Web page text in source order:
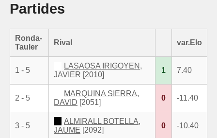
Partides
Ronda-
Tauler
Rival var.Elo
1 - 5
LASAOSA IRIGOYEN,
JAVIER [2010]
1 7.40
2 - 5
MARQUINA SIERRA,
DAVID [2051]
0 -11.40
3 - 5
ALMIRALL BOTELLA,
JAUME [2092]
0 -10.40